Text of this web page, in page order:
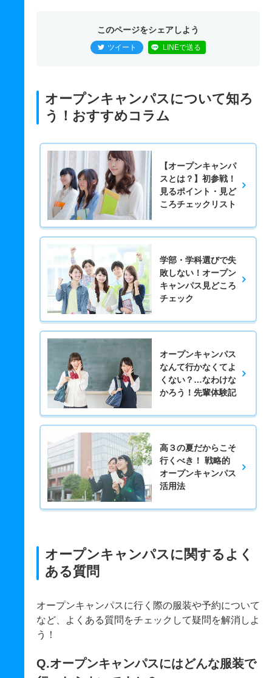
このページをシェアしよう
ツイート LINEで送る
オープンキャンパスについて知ろ
う！おすすめコラム
【オープンキャンパ
スとは？】初参戦！
見るポイント・見ど
ころチェックリスト
学部・学科選びで失
敗しない！オープン
キャンパス見どころ
チェック
オープンキャンパス
なんて行かなくてよ
くない？…なわけな
かろう！先輩体験記
高３の夏だからこそ
行くべき！ 戦略的
オープンキャンパス
活用法
オープンキャンパスに関するよく
ある質問
オープンキャンパスに行く際の服装や予約について
など、よくある質問をチェックして疑問を解消しよ
う！
Q.オープンキャンパスにはどんな服装で